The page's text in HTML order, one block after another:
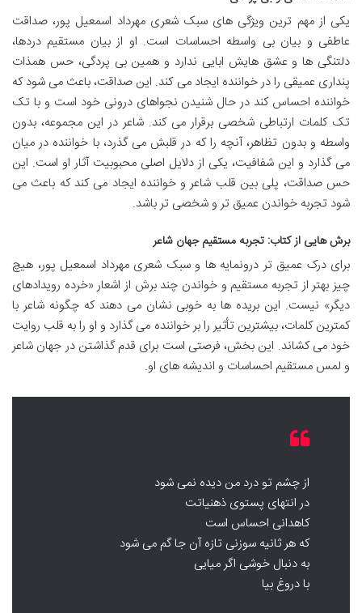
یکی از مهم ترین ویژگی های سبک شعری مهرداد اسمعیل پور، صداقت
عاطفی و بیان بی واسطه احساسات است. او از بیان مستقیم دردها،
دلتنگی ها و عشق هایش ابایی ندارد و همین بی پردگی، حس همذات
پنداری عمیقی را در خواننده ایجاد می کند. این صداقت، باعث می شود که
خواننده احساس کند در حال شنیدن نجواهای درونی خود است و با تک
تک کلمات ارتباطی شخصی برقرار می کند. شاعر در این مجموعه، بدون
واسطه و بدون تظاهر، آنچه را که در قلبش می گذرد، با خواننده در میان
می گذارد و این شفافیت، یکی از دلایل اصلی محبوبیت آثار او است. این
حس صداقت، پلی بین قلب شاعر و خواننده ایجاد می کند که باعث می
شود تجربه خواندن عمیق تر و شخصی تر باشد.
برش هایی از کتاب: تجربه مستقیم جهان شاعر
برای درک عمیق تر درونمایه ها و سبک شعری مهرداد اسمعیل پور، هیچ
چیز بهتر از تجربه مستقیم و خواندن چند برش از اشعار «خرده رویدادهای
دیگر» نیست. این بریده ها به خوبی نشان می دهند که چگونه شاعر با
کمترین کلمات، بیشترین تأثیر را بر خواننده می گذارد و او را به قلب روایت
خود می کشاند. این بخش، فرصتی است برای قدم گذاشتن در جهان شاعر
و لمس مستقیم احساسات و اندیشه های او.
از چشم تو درد من دیده نمی شود
در انتهای پستوی ذهنیاتت
کاهدانی احساس است
که هر ثانیه سوزنی تازه آن جا گم می شود
به دنبال خوشی اگر میایی
با دروغ بیا